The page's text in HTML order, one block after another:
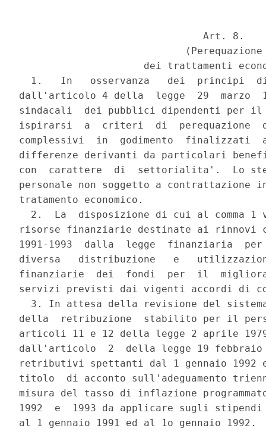
                               Art. 8.
                            (Perequazione
dei trattamenti
1.   In   osservanza   dei  principi
dall'articolo 4 della  legge  29  marzo
sindacali  dei pubblici dipendenti per il
ispirarsi  a  criteri  di  perequazione
complessivi  in  godimento  finalizzati
differenze derivanti da particolari
con  carattere  di  settorialita'.  Lo
personale non soggetto a contrattazione
tratamento economico.
2.  La  disposizione di cui al comma 1
risorse finanziarie destinate ai
1991-1993  dalla  legge  finanziaria
diversa   distribuzione   e
finanziarie  dei  fondi  per  il
servizi previsti dai vigenti accordi di
3. In attesa della revisione del
della  retribuzione  stabilito per il
articoli 11 e 12 della legge 2 aprile
dall'articolo  2  della legge 19
retributivi spettanti dal 1 gennaio 1992
titolo  di acconto sull'adeguamento
misura del tasso di inflazione
1992  e  1993 da applicare sugli